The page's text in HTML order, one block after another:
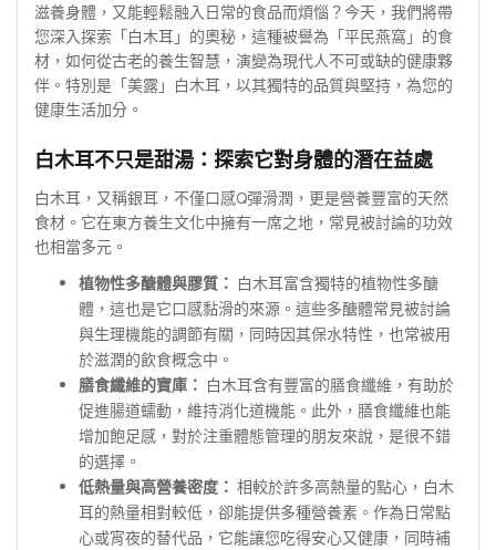
滋養身體，又能輕鬆融入日常的食品而煩惱？今天，我們將帶
您深入探索「白木耳」的奧秘，這種被譽為「平民燕窩」的食
材，如何從古老的養生智慧，演變為現代人不可或缺的健康夥
伴。特別是「美露」白木耳，以其獨特的品質與堅持，為您的
健康生活加分。
白木耳不只是甜湯：探索它對身體的潛在益處
白木耳，又稱銀耳，不僅口感Q彈滑潤，更是營養豐富的天然
食材。它在東方養生文化中擁有一席之地，常見被討論的功效
也相當多元。
植物性多醣體與膠質： 白木耳富含獨特的植物性多醣
體，這也是它口感黏滑的來源。這些多醣體常見被討論
與生理機能的調節有關，同時因其保水特性，也常被用
於滋潤的飲食概念中。
膳食纖維的寶庫： 白木耳含有豐富的膳食纖維，有助於
促進腸道蠕動，維持消化道機能。此外，膳食纖維也能
增加飽足感，對於注重體態管理的朋友來說，是很不錯
的選擇。
低熱量與高營養密度： 相較於許多高熱量的點心，白木
耳的熱量相對較低，卻能提供多種營養素。作為日常點
心或宵夜的替代品，它能讓您吃得安心又健康，同時補